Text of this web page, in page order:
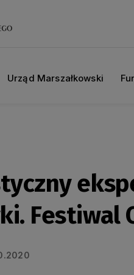
Urząd Marszałkowski
Festiwal